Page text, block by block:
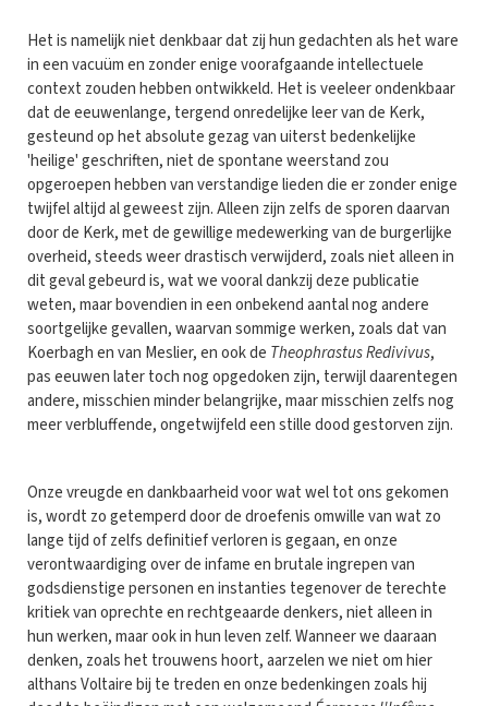
Het is namelijk niet denkbaar dat zij hun gedachten als het ware
in een vacuüm en zonder enige voorafgaande intellectuele
context zouden hebben ontwikkeld. Het is veeleer ondenkbaar
dat de eeuwenlange, tergend onredelijke leer van de Kerk,
gesteund op het absolute gezag van uiterst bedenkelijke
'heilige' geschriften, niet de spontane weerstand zou
opgeroepen hebben van verstandige lieden die er zonder enige
twijfel altijd al geweest zijn. Alleen zijn zelfs de sporen daarvan
door de Kerk, met de gewillige medewerking van de burgerlijke
overheid, steeds weer drastisch verwijderd, zoals niet alleen in
dit geval gebeurd is, wat we vooral dankzij deze publicatie
weten, maar bovendien in een onbekend aantal nog andere
soortgelijke gevallen, waarvan sommige werken, zoals dat van
Koerbagh en van Meslier, en ook de Theophrastus Redivivus,
pas eeuwen later toch nog opgedoken zijn, terwijl daarentegen
andere, misschien minder belangrijke, maar misschien zelfs nog
meer verbluffende, ongetwijfeld een stille dood gestorven zijn.
Onze vreugde en dankbaarheid voor wat wel tot ons gekomen
is, wordt zo getemperd door de droefenis omwille van wat zo
lange tijd of zelfs definitief verloren is gegaan, en onze
verontwaardiging over de infame en brutale ingrepen van
godsdienstige personen en instanties tegenover de terechte
kritiek van oprechte en rechtgeaarde denkers, niet alleen in
hun werken, maar ook in hun leven zelf. Wanneer we daaraan
denken, zoals het trouwens hoort, aarzelen we niet om hier
althans Voltaire bij te treden en onze bedenkingen zoals hij